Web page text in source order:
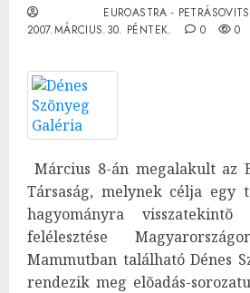
EUROASTRA -
2007.MÁRCIUS.30. PÉNTEK.
0 0
Március 8-án megalakult az
Társaság, melynek célja egy
hagyományra
felélesztése
Mammutban található Dénes
rendezik meg elõadás-